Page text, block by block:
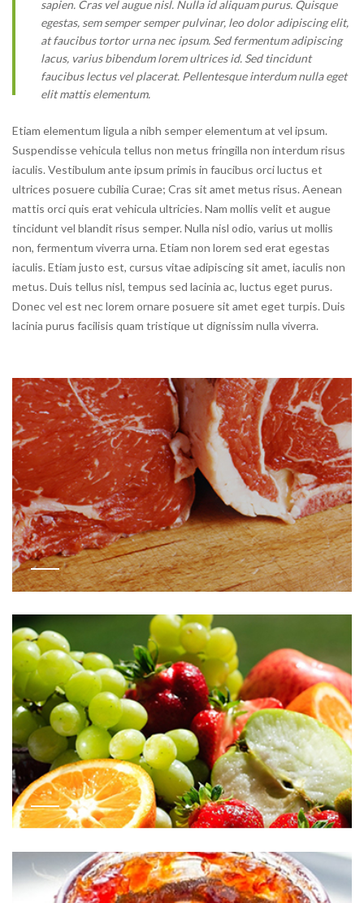
sapien. Cras vel augue nisl. Nulla id aliquam purus. Quisque
egestas, sem semper semper pulvinar, leo dolor adipiscing elit,
at faucibus tortor urna nec ipsum. Sed fermentum adipiscing
lacus, varius bibendum lorem ultrices id. Sed tincidunt
faucibus lectus vel placerat. Pellentesque interdum nulla eget
elit mattis elementum.
Etiam elementum ligula a nibh semper elementum at vel ipsum.
Suspendisse vehicula tellus non metus fringilla non interdum risus
iaculis. Vestibulum ante ipsum primis in faucibus orci luctus et
ultrices posuere cubilia Curae; Cras sit amet metus risus. Aenean
mattis orci quis erat vehicula ultricies. Nam mollis velit et augue
tincidunt vel blandit risus semper. Nulla nisl odio, varius ut mollis
non, fermentum viverra urna. Etiam non lorem sed erat egestas
iaculis. Etiam justo est, cursus vitae adipiscing sit amet, iaculis non
metus. Duis tellus nisl, tempus sed lacinia ac, luctus eget purus.
Donec vel est nec lorem ornare posuere sit amet eget turpis. Duis
lacinia purus facilisis quam tristique ut dignissim nulla viverra.